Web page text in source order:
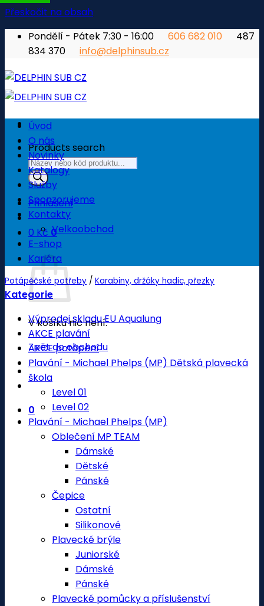
Přeskočit na obsah
Pondělí - Pátek 7:30 - 16:00
606 682 010
487
834 370
info@delphinsub.cz
Products search
Přihlášení
0 Kč 0
Košík
V košíku nic není.
Zpět do obchodu
0
Úvod
O nás
Novinky
Katalogy
Služby
Sponzorujeme
Kontakty
Velkoobchod
E-shop
Kariéra
Potápěčské potřeby / Karabiny, držáky hadic, přezky
Kategorie
Výprodej skladu EU Aqualung
AKCE plavání
AKCE potápění
Plavání - Michael Phelps (MP) Dětská plavecká
škola
Level 01
Level 02
Plavání - Michael Phelps (MP)
Oblečení MP TEAM
Dámské
Dětské
Pánské
Čepice
Ostatní
Silikonové
Plavecké brýle
Juniorské
Dámské
Pánské
Plavecké pomůcky a příslušenství